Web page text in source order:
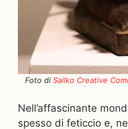
Foto di Sailko Creative
Nell’affascinante
spesso di feticcio e,